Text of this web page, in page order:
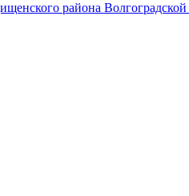
района Волгоградской